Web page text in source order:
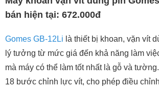
bán hiện tại: 672.000đ
Gomes GB-12Li là thiết bị khoan, vặn vít
lý tưởng từ mức giá đến khả năng làm
mà máy có thể làm tốt nhất là gỗ và
18 bước chỉnh lực vít, cho phép điều